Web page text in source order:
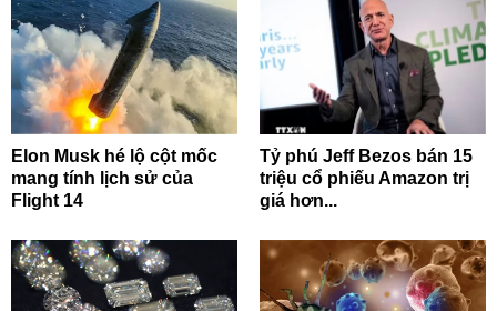
Elon Musk hé lộ cột mốc
mang tính lịch sử của
Flight 14
Tỷ phú Jeff Bezos bán 15
triệu cổ phiếu Amazon trị
giá hơn...